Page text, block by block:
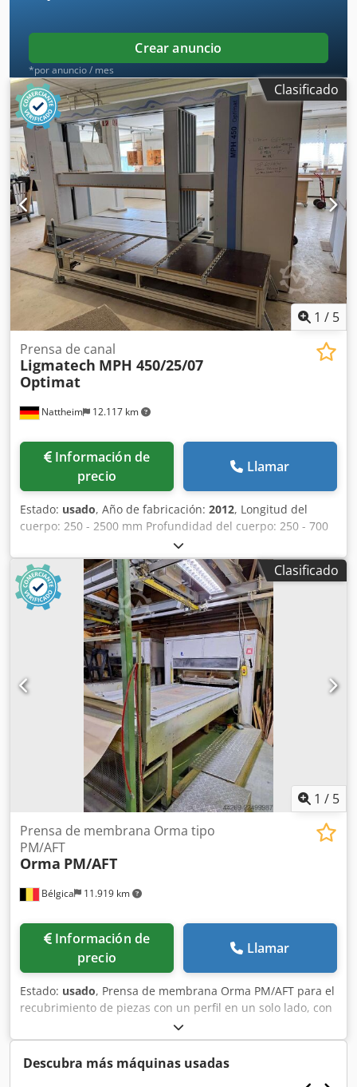
EQUIPAMIENTO Placas de prensado con calefacción
Documentación
Crear anuncio
*por anuncio / mes
Clasificado
1 / 5
Nattheim 12.117 km
Prensa de canal
Ligmatech MPH 450/25/07
Optimat
Información de
precio
Llamar
Estado: usado, Año de fabricación: 2012, Longitud del
cuerpo: 250 - 2500 mm Profundidad del cuerpo: 250 - 700
mm Altura del cuerpo: 150 - 1400 mm Csdpfx Amozr H
Ipekorf Presión de prensado, vertical/horizontal: 12 - 18 kN
Velocidad de avance rápido: 50 mm/s Velocidad de avance
lento: 25 mm/s Altura de trabajo: 300 mm Peso:
aproximadamente 2200 kg Ubicación: Proveedor
Clasificado
1 / 5
Bélgica 11.919 km
Prensa de membrana Orma tipo
PM/AFT
Orma PM/AFT
Información de
precio
Llamar
Estado: usado, Prensa de membrana Orma PM/AFT para el
recubrimiento de piezas con un perfil en un solo lado, con
sistema automático de carga y descarga. Cedpfjzryyxex
Amkerf Datos técnicos: - Tamaño máximo de la pieza: 2.320
x 1.010 mm - Potencia: 33 kW - Disponibilidad: 2
Descubra más máquinas usadas